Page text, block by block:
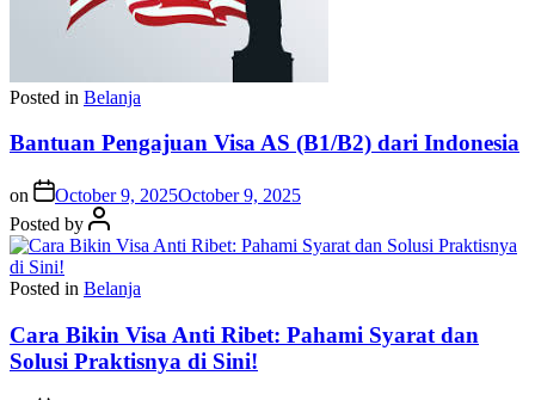
Posted in Belanja
Bantuan Pengajuan Visa AS (B1/B2) dari Indonesia
on October 9, 2025October 9, 2025
Posted by
Posted in Belanja
Cara Bikin Visa Anti Ribet: Pahami Syarat dan
Solusi Praktisnya di Sini!